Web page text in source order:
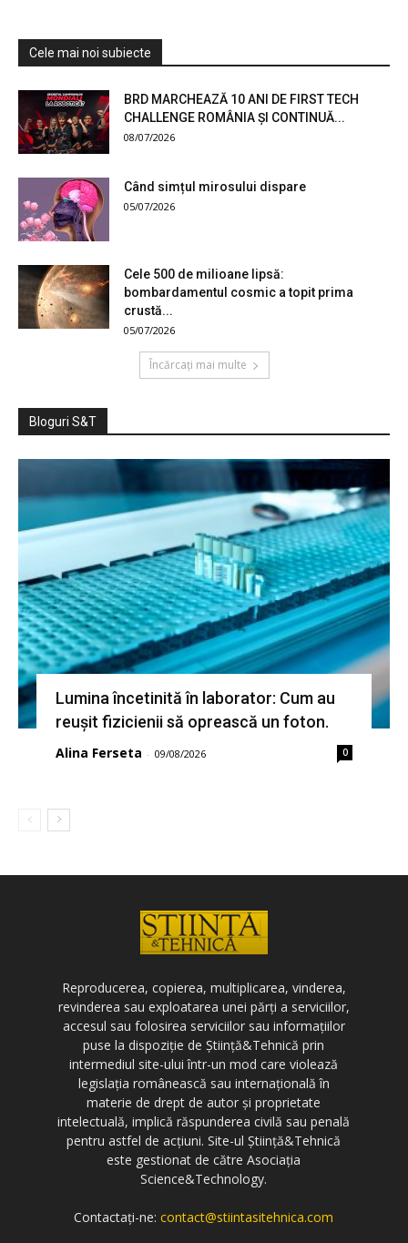
Cele mai noi subiecte
BRD MARCHEAZĂ 10 ANI DE FIRST TECH
CHALLENGE ROMÂNIA ȘI CONTINUĂ...
08/07/2026
Când simțul mirosului dispare
05/07/2026
Cele 500 de milioane lipsă:
bombardamentul cosmic a topit prima
crustă...
05/07/2026
Încărcați mai multe
Bloguri S&T
Lumina încetinită în laborator: Cum au
reușit fizicienii să oprească un foton.
Alina Ferseta - 09/08/2026 0
Reproducerea, copierea, multiplicarea, vinderea,
revinderea sau exploatarea unei părți a serviciilor,
accesul sau folosirea serviciilor sau informațiilor
puse la dispoziție de Știință&Tehnică prin
intermediul site-ului într-un mod care violează
legislația românească sau internațională în
materie de drept de autor și proprietate
intelectuală, implică răspunderea civilă sau penală
pentru astfel de acțiuni. Site-ul Știință&Tehnică
este gestionat de către Asociația
Science&Technology.
Contactați-ne:contact@stiintasitehnica.com